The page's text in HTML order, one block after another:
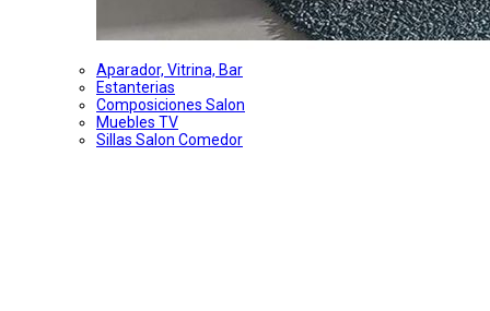
Aparador, Vitrina, Bar
Estanterias
Composiciones Salon
Muebles TV
Sillas Salon Comedor